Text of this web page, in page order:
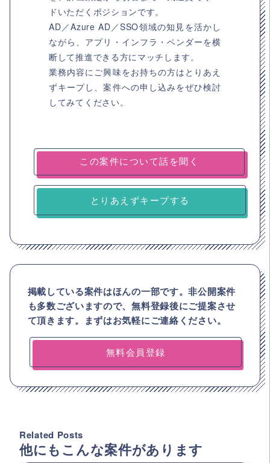
ドいただくポジションです。
AD／Azure AD／SSO領域の知見を活かし
ながら、アプリ・インフラ・ベンダーを横
断して推進できる方にマッチします。
業務内容にご興味をお持ちの方はとりあえ
ずキープし、案件への申し込みをぜひ検討
してみてください。
とりあえずキープする
掲載している案件はほんの一部です。非公開案件
も多数ございますので、無料登録後にご提案させ
て頂きます。まずはお気軽にご連絡ください。
無料会員登録
Related Posts
他にもこんな案件があります